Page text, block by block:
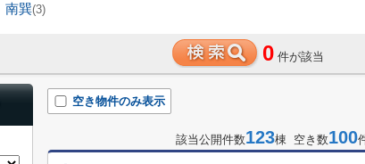
南巽(3)
0 件が該当
空き物件のみ表示
該当公開件数123棟 空き数100